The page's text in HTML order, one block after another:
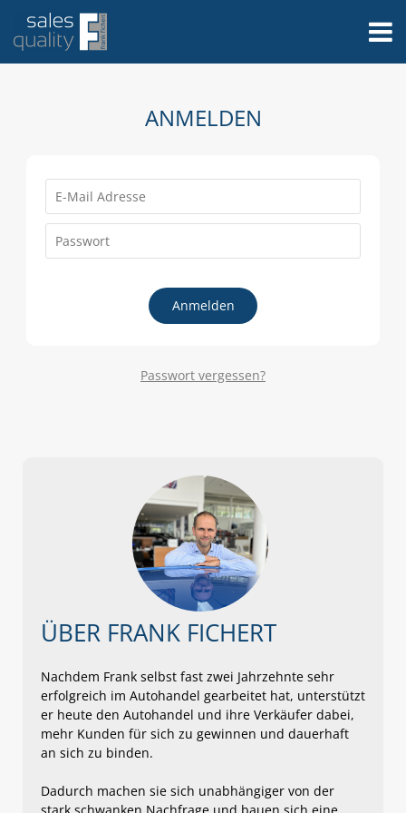
ANMELDEN
Anmelden
Passwort vergessen?
ÜBER FRANK FICHERT
Nachdem Frank selbst fast zwei Jahrzehnte sehr
erfolgreich im Autohandel gearbeitet hat, unterstützt
er heute den Autohandel und ihre Verkäufer dabei,
mehr Kunden für sich zu gewinnen und dauerhaft
an sich zu binden.
Dadurch machen sie sich unabhängiger von der